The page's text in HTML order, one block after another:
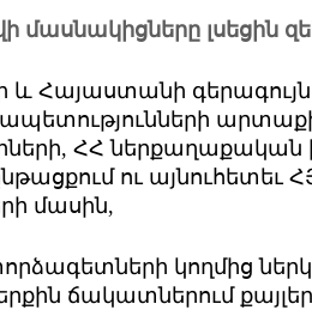
մասնակիցները լսեցին
և Հայաստանի
ՀՀ ներքաղա­քական
ու
մասին,
կողմից
ճակատներում